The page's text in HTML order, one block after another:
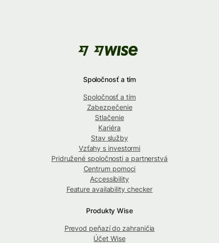
Spoločnosť a tím
Spoločnosť a tím
Zabezpečenie
Stlačenie
Kariéra
Stav služby
Vzťahy s investormi
Pridružené spoločnosti a partnerstvá
Centrum pomoci
Accessibility
Feature availability checker
Produkty Wise
Prevod peňazí do zahraničia
Účet Wise